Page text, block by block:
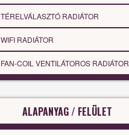
TÉRELVÁLASZTÓ RADIÁTOR
WIFI RADIÁTOR
FAN-COIL VENTILÁTOROS RADIÁTOR
ALAPANYAG / FELÜLET